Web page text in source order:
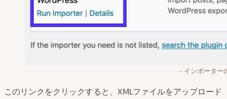
インポーター
このリンクをクリックすると、XMLファイルをアップロード